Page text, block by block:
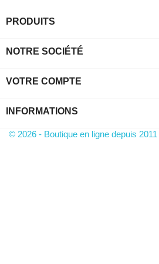
PRODUITS
NOTRE SOCIÉTÉ
VOTRE COMPTE
INFORMATIONS
© 2026 - Boutique en ligne depuis 2011